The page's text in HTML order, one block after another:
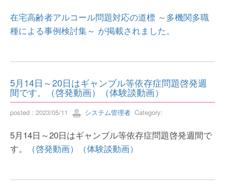
在宅高齢者アルコール問題対応の道標 ～多機関多職
種による事例検討集～ が掲載されました。
5月14日～20日はギャンブル等依存症問題啓発週
間です。（啓発動画）（体験談動画）
posted : 2023/05/11 システム管理者 Category:
5月14日～20日はギャンブル等依存症問題啓発週間で
す。
（啓発動画） （体験談動画）